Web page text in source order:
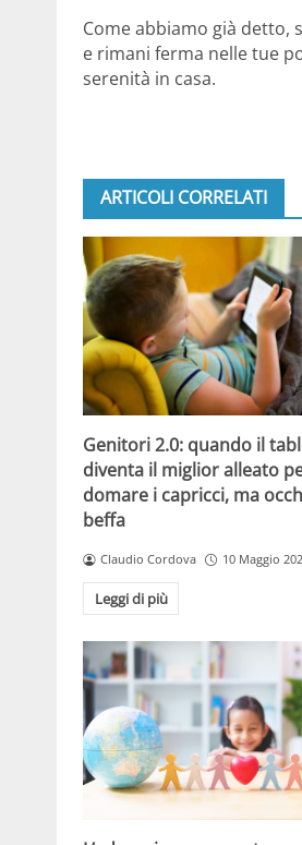
Come abbiamo già detto,
e rimani ferma nelle tue
serenità in casa.
ARTICOLI CORRELATI
Genitori 2.0: quando il
diventa il miglior alleato
domare i capricci, ma
beffa
Claudio Cordova 10 Maggio
Leggi di più